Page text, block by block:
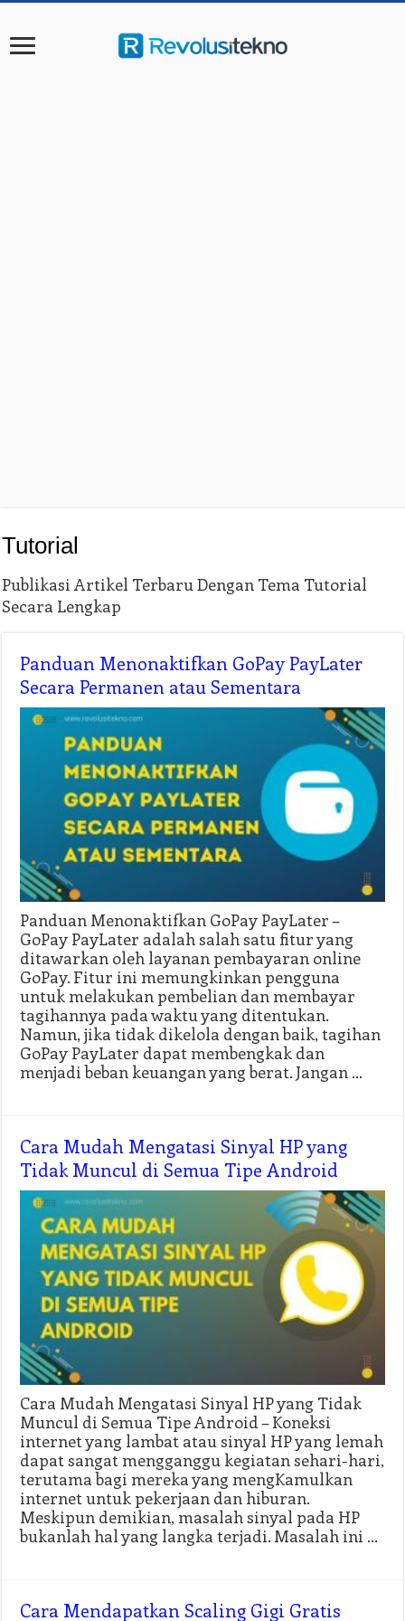
Tutorial
Publikasi Artikel Terbaru Dengan Tema Tutorial
Secara Lengkap
Panduan Menonaktifkan GoPay PayLater
Secara Permanen atau Sementara
Panduan Menonaktifkan GoPay PayLater –
GoPay PayLater adalah salah satu fitur yang
ditawarkan oleh layanan pembayaran online
GoPay. Fitur ini memungkinkan pengguna
untuk melakukan pembelian dan membayar
tagihannya pada waktu yang ditentukan.
Namun, jika tidak dikelola dengan baik, tagihan
GoPay PayLater dapat membengkak dan
menjadi beban keuangan yang berat. Jangan …
Cara Mudah Mengatasi Sinyal HP yang
Tidak Muncul di Semua Tipe Android
Cara Mudah Mengatasi Sinyal HP yang Tidak
Muncul di Semua Tipe Android – Koneksi
internet yang lambat atau sinyal HP yang lemah
dapat sangat mengganggu kegiatan sehari-hari,
terutama bagi mereka yang mengKamulkan
internet untuk pekerjaan dan hiburan.
Meskipun demikian, masalah sinyal pada HP
bukanlah hal yang langka terjadi. Masalah ini …
Cara Mendapatkan Scaling Gigi Gratis